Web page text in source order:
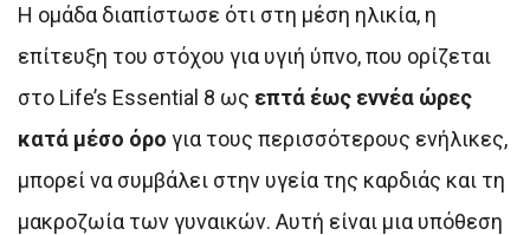
Η ομάδα διαπίστωσε ότι στη μέση ηλικία, η
επίτευξη του στόχου για υγιή ύπνο, που ορίζεται
στο Life’s Essential 8 ως επτά έως εννέα ώρες
κατά μέσο όρο για τους περισσότερους ενήλικες,
μπορεί να συμβάλει στην υγεία της καρδιάς και τη
μακροζωία των γυναικών. Αυτή είναι μια υπόθεση